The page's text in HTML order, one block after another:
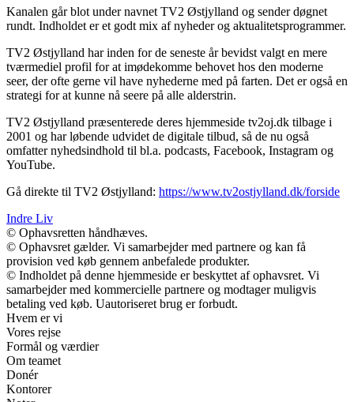
Kanalen går blot under navnet TV2 Østjylland og sender døgnet
rundt. Indholdet er et godt mix af nyheder og aktualitetsprogrammer.
TV2 Østjylland har inden for de seneste år bevidst valgt en mere
tværmediel profil for at imødekomme behovet hos den moderne
seer, der ofte gerne vil have nyhederne med på farten. Det er også en
strategi for at kunne nå seere på alle alderstrin.
TV2 Østjylland præsenterede deres hjemmeside tv2oj.dk tilbage i
2001 og har løbende udvidet de digitale tilbud, så de nu også
omfatter nyhedsindhold til bl.a. podcasts, Facebook, Instagram og
YouTube.
Gå direkte til TV2 Østjylland: https://www.tv2ostjylland.dk/forside
Indre Liv
© Ophavsretten håndhæves.
© Ophavsret gælder. Vi samarbejder med partnere og kan få
provision ved køb gennem anbefalede produkter.
© Indholdet på denne hjemmeside er beskyttet af ophavsret. Vi
samarbejder med kommercielle partnere og modtager muligvis
betaling ved køb. Uautoriseret brug er forbudt.
Hvem er vi
Vores rejse
Formål og værdier
Om teamet
Donér
Kontorer